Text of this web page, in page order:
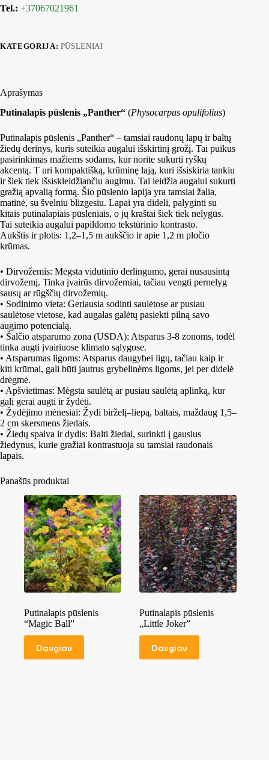
Tel.: +37067021961
KATEGORIJA: PŪSLENIAI
Aprašymas
Putinalapis pūslenis „Panther“ (Physocarpus opulifolius)
Putinalapis pūslenis „Panther“ – tamsiai raudonų lapų ir baltų
žiedų derinys, kuris suteikia augalui išskirtinį grožį. Tai puikus
pasirinkimas mažiems sodams, kur norite sukurti ryškų
akcentą. T uri kompaktišką, krūminę lają, kuri išsiskiria tankiu
ir šiek tiek išsiskleidžiančiu augimu. Tai leidžia augalui sukurti
gražią apvalią formą. Šio pūslenio lapija yra tamsiai žalia,
matinė, su švelniu blizgesiu. Lapai yra dideli, palyginti su
kitais putinalapiais pūsleniais, o jų kraštai šiek tiek nelygūs.
Tai suteikia augalui papildomo tekstūrinio kontrasto.
Aukštis ir plotis: 1,2–1,5 m aukščio ir apie 1,2 m pločio
krūmas.
• Dirvožemis: Mėgsta vidutinio derlingumo, gerai nusausintą
dirvožemį. Tinka įvairūs dirvožemiai, tačiau vengti pernelyg
sausų ar rūgščių dirvožemių.
• Sodinimo vieta: Geriausia sodinti saulėtose ar pusiau
saulėtose vietose, kad augalas galėtų pasiekti pilną savo
augimo potencialą.
• Šalčio atsparumo zona (USDA): Atsparus 3-8 zonoms, todėl
tinka augti įvairiuose klimato sąlygose.
• Atsparumas ligoms: Atsparus daugybei ligų, tačiau kaip ir
kiti krūmai, gali būti jautrus grybelinėms ligoms, jei per didelė
drėgmė.
• Apšvietimas: Mėgsta saulėtą ar pusiau saulėtą aplinką, kur
gali gerai augti ir žydėti.
• Žydėjimo mėnesiai: Žydi birželį–liepą, baltais, maždaug 1,5–
2 cm skersmens žiedais.
• Žiedų spalva ir dydis: Balti žiedai, surinkti į gausius
žiedynus, kurie gražiai kontrastuoja su tamsiai raudonais
lapais.
Panašūs produktai
Putinalapis pūslenis
“Magic Ball”
Daugiau
Putinalapis pūslenis
„Little Joker”
Daugiau